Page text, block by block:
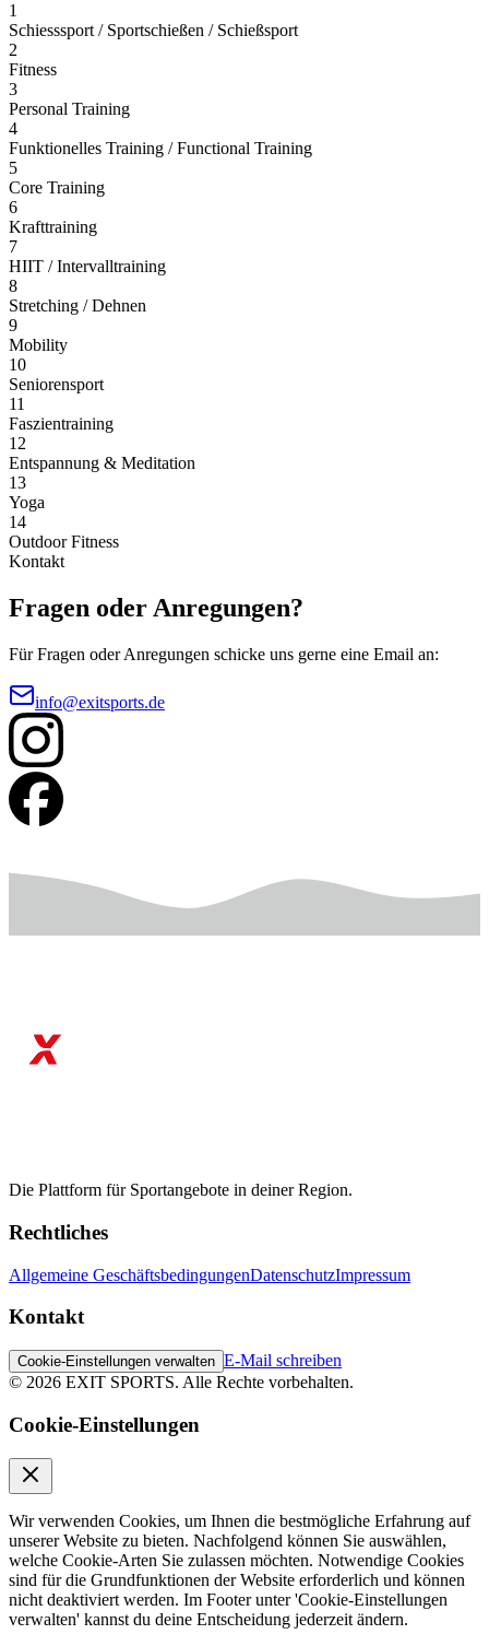
1
Schiesssport / Sportschießen / Schießsport
2
Fitness
3
Personal Training
4
Funktionelles Training / Functional Training
5
Core Training
6
Krafttraining
7
HIIT / Intervalltraining
8
Stretching / Dehnen
9
Mobility
10
Seniorensport
11
Faszientraining
12
Entspannung & Meditation
13
Yoga
14
Outdoor Fitness
Kontakt
Fragen oder Anregungen?
Für Fragen oder Anregungen schicke uns gerne eine Email an:
info@exitsports.de
Die Plattform für Sportangebote in deiner Region.
Rechtliches
Allgemeine GeschäftsbedingungenDatenschutzImpressum
Kontakt
Cookie-Einstellungen verwalten E-Mail schreiben
© 2026 EXIT SPORTS. Alle Rechte vorbehalten.
Cookie-Einstellungen
Wir verwenden Cookies, um Ihnen die bestmögliche Erfahrung auf
unserer Website zu bieten. Nachfolgend können Sie auswählen,
welche Cookie-Arten Sie zulassen möchten. Notwendige Cookies
sind für die Grundfunktionen der Website erforderlich und können
nicht deaktiviert werden. Im Footer unter 'Cookie-Einstellungen
verwalten' kannst du deine Entscheidung jederzeit ändern.